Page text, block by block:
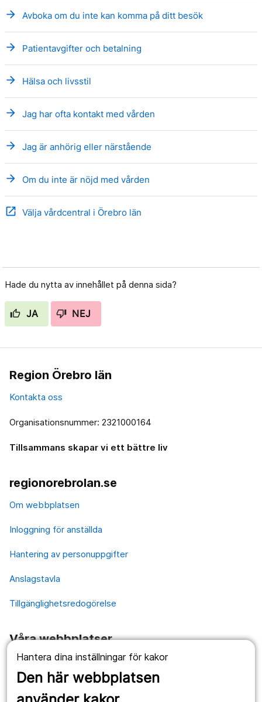
Hantera dina inställningar för kakor
Den här webbplatsen
arrow_forward Avboka om du inte kan komma på ditt besök
arrow_forward Patientavgifter och betalning
arrow_forward Hälsa och livsstil
arrow_forward Jag har ofta kontakt med vården
arrow_forward Jag är anhörig eller närstående
arrow_forward Om du inte är nöjd med vården
open_in_new Välja vårdcentral i Örebro län
Hade du nytta av innehållet på denna sida?
JA NEJ
Region Örebro län
Kontakta oss
Organisationsnummer: 2321000164
Tillsammans skapar vi ett bättre liv
regionorebrolan.se
Om webbplatsen
Inloggning för anställda
Hantering av personuppgifter
Anslagstavla
Tillgänglighetsredogörelse
Våra webbplatser
1177.se
Länstrafiken